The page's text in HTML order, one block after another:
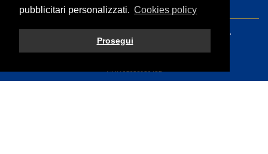
pubblicitari personalizzati. Cookies policy
Prosegui
© 2026 Volvo Motorsclub S.r.l. - All rights reserved.
P.IVA 02658930132